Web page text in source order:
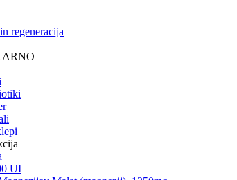
regeneracija
UI